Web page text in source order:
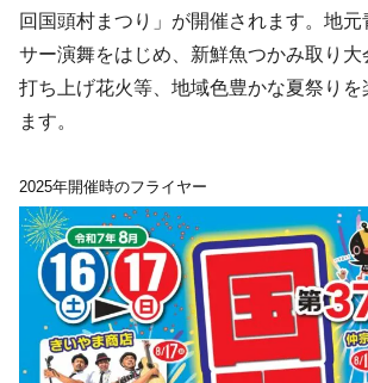
回国頭村まつり」が開催されます。地元
サー演舞をはじめ、新鮮魚つかみ取り大
打ち上げ花火等、地域色豊かな夏祭りを
ます。
2025年開催時のフライヤー